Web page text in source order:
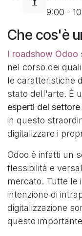
9:00 -
Che cos'è
I roadshow Odoo
nel corso dei
le caratteristiche
stato dell'arte. È
esperti del
in questo
digitalizzare i
Odoo è infatti un
flessibilità e
mercato. Tutte le
intenzione di
digitalizzazione
questo